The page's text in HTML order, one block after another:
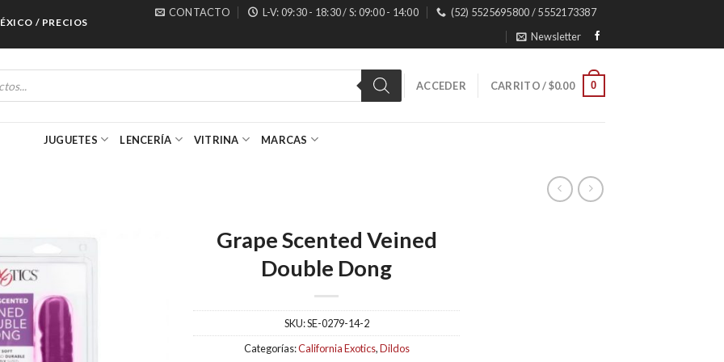
/ PRECIOS ESPECIALES PARA MAYORISTAS
CONTACTO L-V: 09:30 - 18:30 / S: 09:00 - 14:00
(52) 5525695800 / 5552173387
Newsletter
ACCEDER CARRITO /$0.00 0
JUGUETES LENCERÍA VITRINA MARCAS
Grape Scented Veined
Double Dong
SKU:SE-0279-14-2
Categorías:California Exotics,Dildos